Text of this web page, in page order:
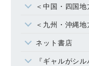
＜中国・四国地
＜九州・沖縄地
ネット書店
『ギャルがシルバニアファミ